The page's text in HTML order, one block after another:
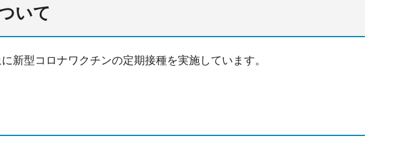
いて
新型コロナワクチンの定期接種を実施しています。